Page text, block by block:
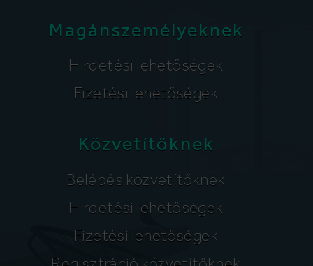
Magánszemélyeknek
Hirdetési lehetőségek
Fizetési lehetőségek
Közvetítőknek
Belépés közvetítőknek
Hirdetési lehetőségek
Fizetési lehetőségek